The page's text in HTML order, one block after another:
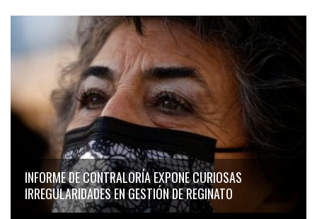
INFORME DE CONTRALORÍA EXPONE CURIOSAS
IRREGULARIDADES EN GESTIÓN DE REGINATO